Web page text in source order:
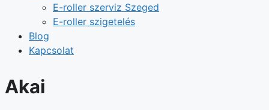
E-roller szerviz Szeged
E-roller szigetelés
Blog
Kapcsolat
Akai